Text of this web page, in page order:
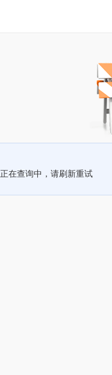
正在查询中，请刷新重试